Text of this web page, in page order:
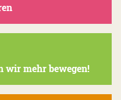
wir mehr bewegen!